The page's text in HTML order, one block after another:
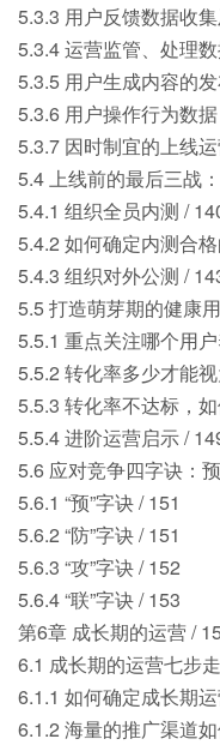
5.3.3 用户反馈数据收
5.3.4 运营监管、处理
5.3.5 用户生成内容的
5.3.6 用户操作行为数
5.3.7 因时制宜的上线
5.4 上线前的最后三战
5.4.1 组织全员内测 /
5.4.2 如何确定内测合
5.4.3 组织对外公测 /
5.5 打造萌芽期的健康
5.5.1 重点关注哪个用
5.5.2 转化率多少才能
5.5.3 转化率不达标，
5.5.4 进阶运营启示 /
5.6 应对竞争四字诀：
5.6.1 “预”字诀 / 151
5.6.2 “防”字诀 / 151
5.6.3 “攻”字诀 / 152
5.6.4 “联”字诀 / 153
第6章 成长期的运营 /
6.1 成长期的运营七步
6.1.1 如何确定成长期
6.1.2 海量的推广渠道